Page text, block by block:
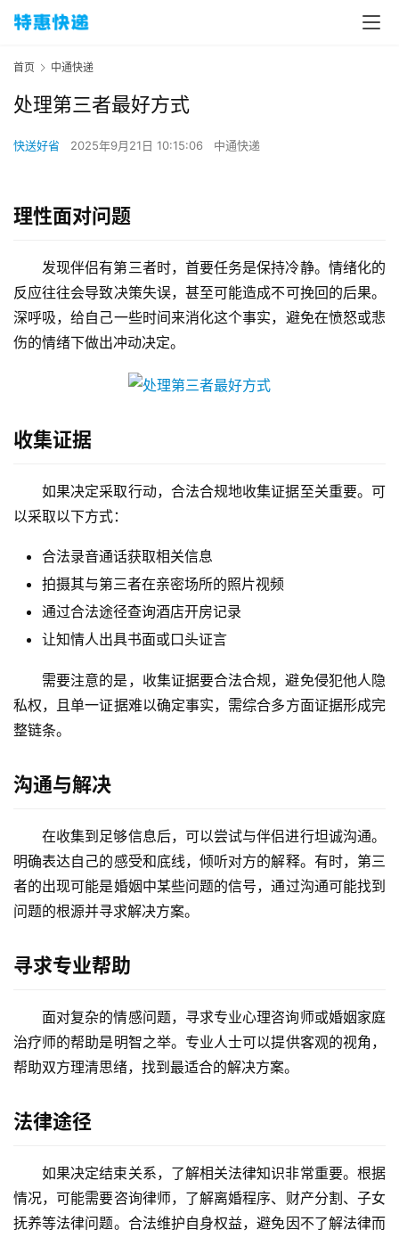
首页 中通快递
处理第三者最好方式
快送好省 2025年9月21日 10:15:06 中通快递
理性面对问题
发现伴侣有第三者时，首要任务是保持冷静。情绪化的
反应往往会导致决策失误，甚至可能造成不可挽回的后果。
深呼吸，给自己一些时间来消化这个事实，避免在愤怒或悲
伤的情绪下做出冲动决定。
收集证据
如果决定采取行动，合法合规地收集证据至关重要。可
以采取以下方式：
合法录音通话获取相关信息
拍摄其与第三者在亲密场所的照片视频
通过合法途径查询酒店开房记录
让知情人出具书面或口头证言
需要注意的是，收集证据要合法合规，避免侵犯他人隐
私权，且单一证据难以确定事实，需综合多方面证据形成完
整链条。
沟通与解决
在收集到足够信息后，可以尝试与伴侣进行坦诚沟通。
明确表达自己的感受和底线，倾听对方的解释。有时，第三
者的出现可能是婚姻中某些问题的信号，通过沟通可能找到
问题的根源并寻求解决方案。
寻求专业帮助
面对复杂的情感问题，寻求专业心理咨询师或婚姻家庭
治疗师的帮助是明智之举。专业人士可以提供客观的视角，
帮助双方理清思绪，找到最适合的解决方案。
法律途径
如果决定结束关系，了解相关法律知识非常重要。根据
情况，可能需要咨询律师，了解离婚程序、财产分割、子女
抚养等法律问题。合法维护自身权益，避免因不了解法律而